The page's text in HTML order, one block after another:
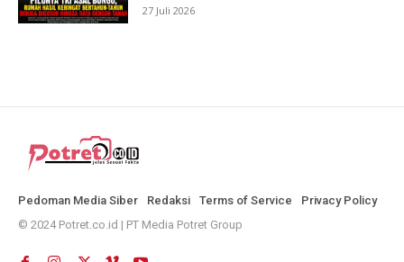
27 Juli 2026
Pedoman Media Siber Redaksi Terms of Service
Privacy Policy
© 2024 Potret.co.id | PT Media Potret Group